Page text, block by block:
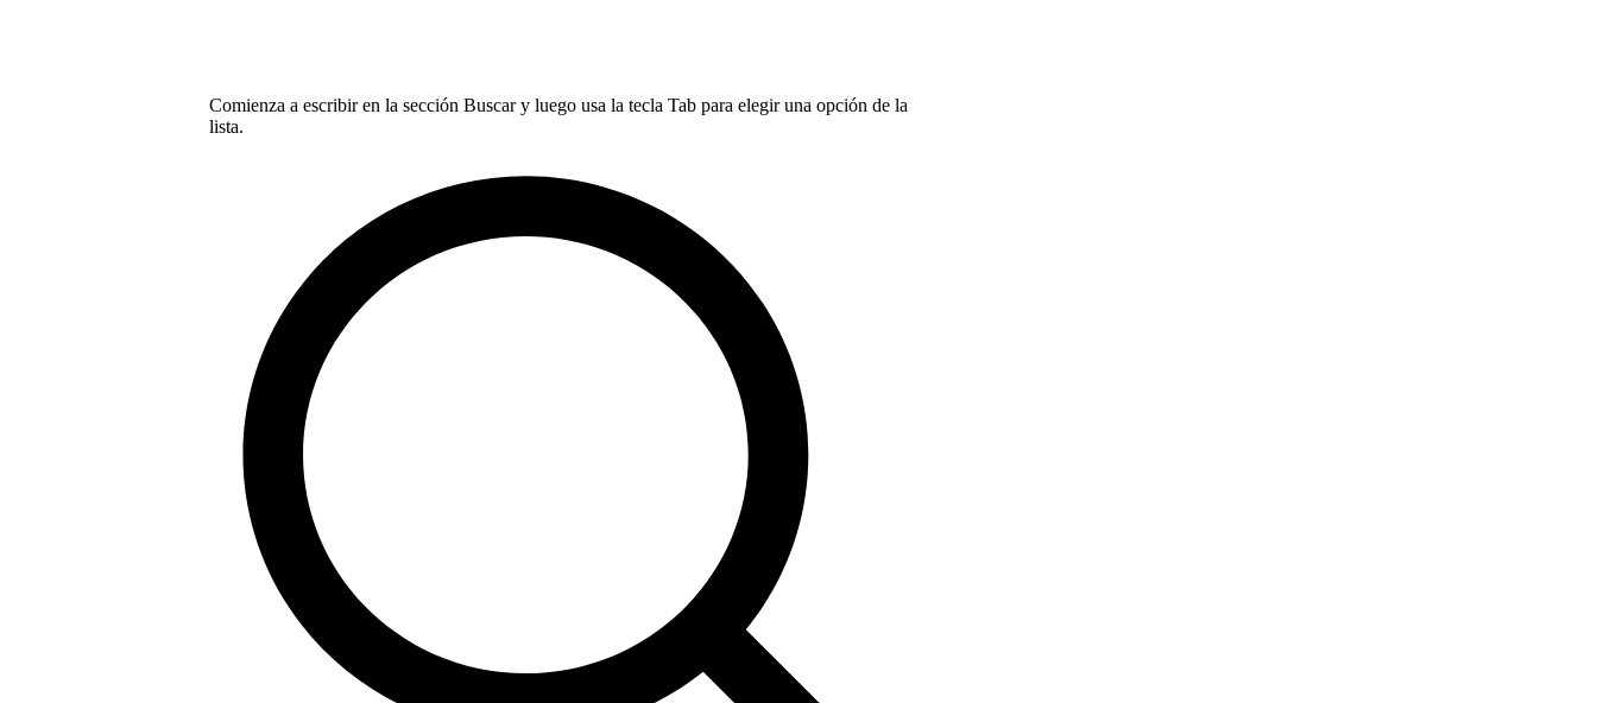
Comienza a escribir en la sección Buscar y luego usa la tecla Tab para elegir una opción de la
lista.